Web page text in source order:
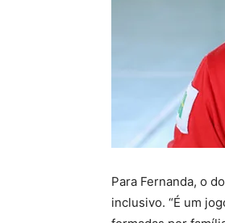
Para Fernanda, o
inclusivo. “É um